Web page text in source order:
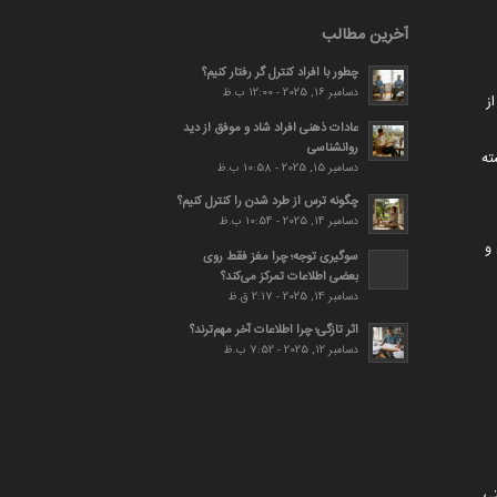
و
آخرین مطالب
چطور با افراد کنترل گر رفتار کنیم؟
دسامبر 16, 2025 - 12:00 ب.ظ
عادات ذهنی افراد شاد و موفق از دید
روانشناسی
دسامبر 15, 2025 - 10:58 ب.ظ
چگونه ترس از طرد شدن را کنترل کنیم؟
دسامبر 14, 2025 - 10:54 ب.ظ
سوگیری توجه؛ چرا مغز فقط روی
بعضی اطلاعات تمرکز می‌کند؟
دسامبر 14, 2025 - 2:17 ق.ظ
اثر تازگی؛ چرا اطلاعات آخر مهم‌ترند؟
دسامبر 12, 2025 - 7:52 ب.ظ